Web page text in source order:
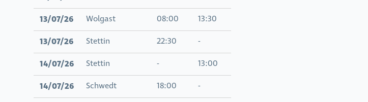
13/07/26 Wolgast 08:00 13:30
13/07/26 Stettin 22:30 -
14/07/26 Stettin - 13:00
14/07/26 Schwedt 18:00 -